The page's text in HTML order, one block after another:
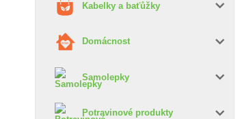
Kabelky a baťůžky
Domácnost
Samolepky
Potravinové produkty